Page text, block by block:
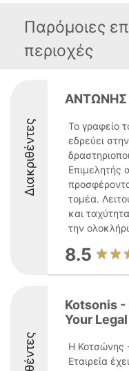
Παρόμοιες
περιοχές
Διακριθέντες
ΑΝΤΩΝΗΣ
Το γραφείο
εδρεύει
Επιμελητής
τομέα.
και
την
8.5
Kotsonis -
Your
Η Κοτσώνης
Εταιρεία